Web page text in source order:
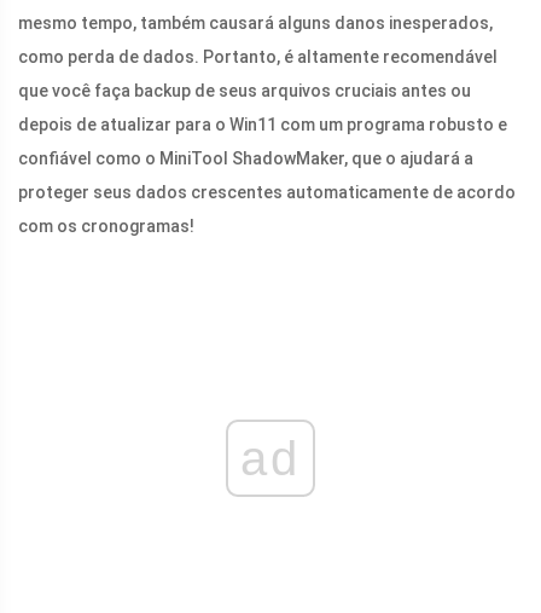
mesmo tempo, também causará alguns danos inesperados,
como perda de dados. Portanto, é altamente recomendável
que você faça backup de seus arquivos cruciais antes ou
depois de atualizar para o Win11 com um programa robusto e
confiável como o MiniTool ShadowMaker, que o ajudará a
proteger seus dados crescentes automaticamente de acordo
com os cronogramas!
ad